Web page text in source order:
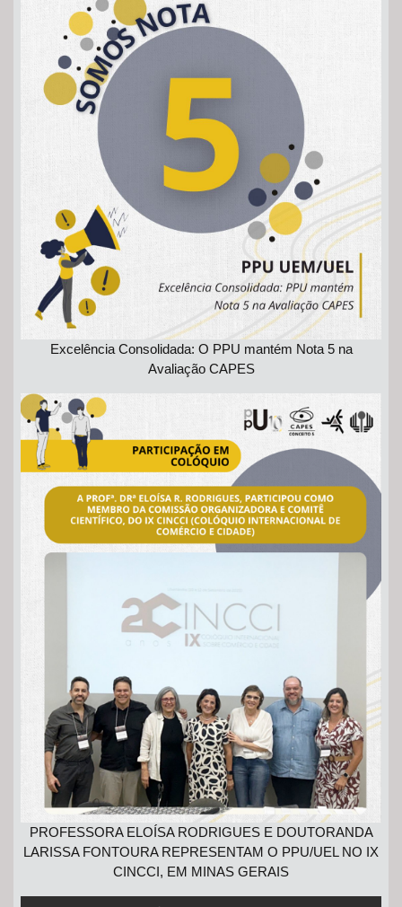
Excelência Consolidada: O PPU mantém Nota 5 na
Avaliação CAPES
PROFESSORA ELOÍSA RODRIGUES E DOUTORANDA
LARISSA FONTOURA REPRESENTAM O PPU/UEL NO IX
CINCCI, EM MINAS GERAIS